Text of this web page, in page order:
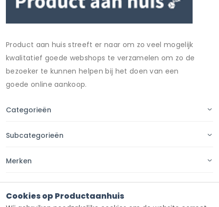
Product aan huis streeft er naar om zo veel mogelijk
kwalitatief goede webshops te verzamelen om zo de
bezoeker te kunnen helpen bij het doen van een
goede online aankoop.
Categorieën
Subcategorieën
Merken
Cookies op Productaanhuis